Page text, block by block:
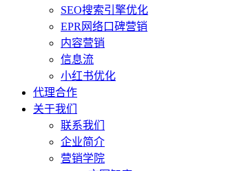
SEO搜索引擎优化
EPR网络口碑营销
内容营销
信息流
小红书优化
代理合作
关于我们
联系我们
企业简介
营销学院